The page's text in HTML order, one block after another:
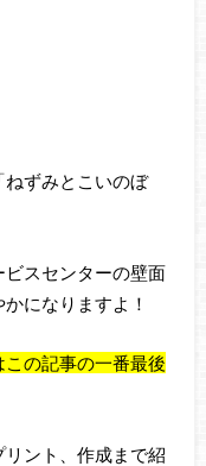
ずみとこいのぼ
スセンターの壁面
になりますよ！
の記事の一番最後
ント、作成まで紹